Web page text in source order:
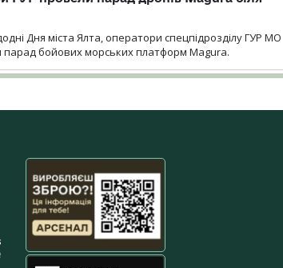
Дня міста Ялта, оператори спецпідрозділу ГУР МО
парад бойових морських платформ Magura.